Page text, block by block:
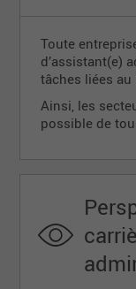
Toute
d’assistant(e)
tâches liées au
Ainsi, les
possible de